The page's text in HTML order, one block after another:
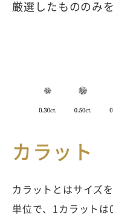
厳選したもののみ
カラット
カラットとはサイズ
単位で、1カラットは